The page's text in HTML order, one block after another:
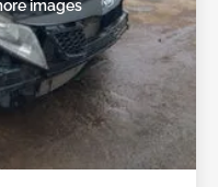
images